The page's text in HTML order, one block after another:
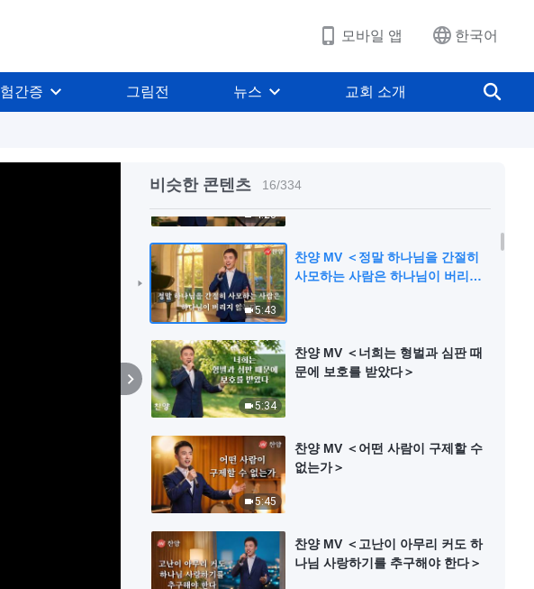
모바일 앱 한국어
간증 그림전 뉴스 교회 소개
비슷한 콘텐츠 16/334
필요하다＞
4:23
야만 사탄의 권세에서 벗어날 수 있
5:43
찬양 MV ＜정말 하나님을 간절히
사모하는 사람은 하나님이 버리지
5:34
찬양 MV ＜너희는 형벌과 심판 때
문에 보호를 받았다＞
5:45
찬양 MV ＜어떤 사람이 구제할 수
없는가＞
찬양 MV ＜고난이 아무리 커도 하
나님 사랑하기를 추구해야 한다＞